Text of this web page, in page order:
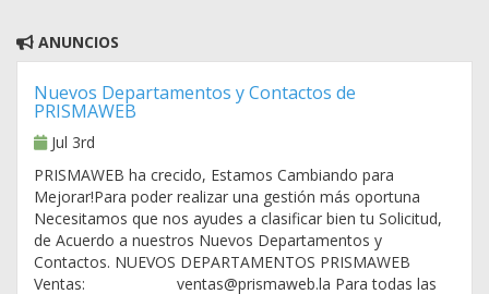
ANUNCIOS
Nuevos Departamentos y Contactos de
PRISMAWEB
Jul 3rd
PRISMAWEB ha crecido, Estamos Cambiando para
Mejorar!Para poder realizar una gestión más oportuna
Necesitamos que nos ayudes a clasificar bien tu Solicitud,
de Acuerdo a nuestros Nuevos Departamentos y
Contactos. NUEVOS DEPARTAMENTOS PRISMAWEB
Ventas: ventas@prismaweb.la Para todas las